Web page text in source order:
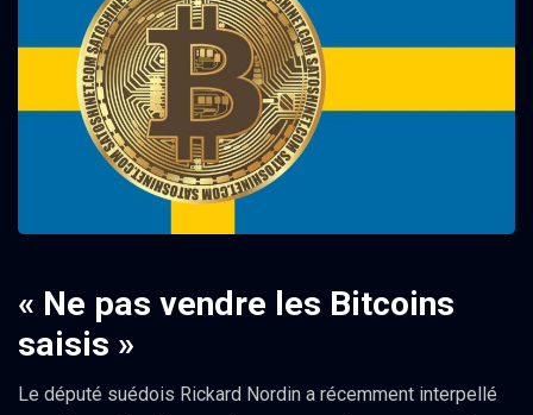
« Ne pas vendre les Bitcoins
saisis »
Le député suédois Rickard Nordin a récemment interpellé